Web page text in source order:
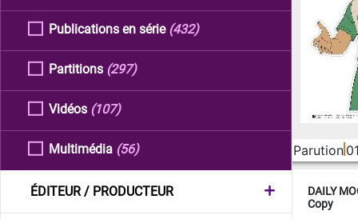
Publications en série (432)
Partitions (297)
Vidéos (107)
Multimédia (56)
ÉDITEUR / PRODUCTEUR
Parution
DAILY
Copy